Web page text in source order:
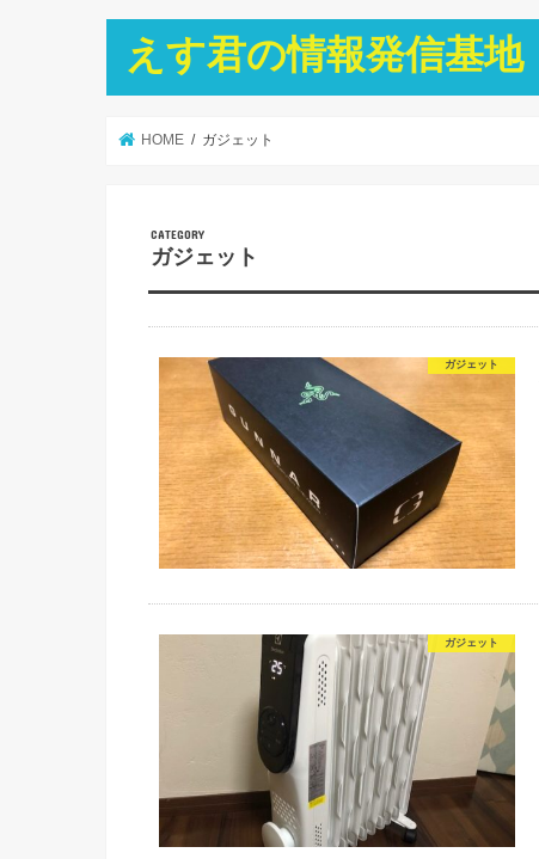
えす君の情報発信基地
HOME ガジェット
ガジェット
ガジェット
ガジェット